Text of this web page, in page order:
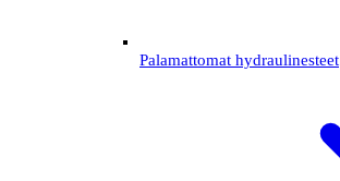
Palamattomat hydraulinesteet